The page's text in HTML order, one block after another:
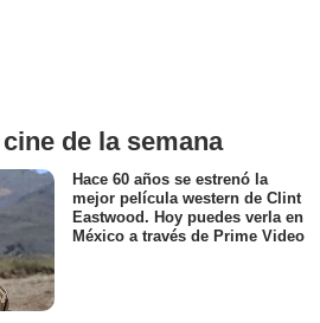
de la semana
Hace 60 años se estrenó la
mejor película western de Clint
Eastwood. Hoy puedes verla en
México a través de Prime Video